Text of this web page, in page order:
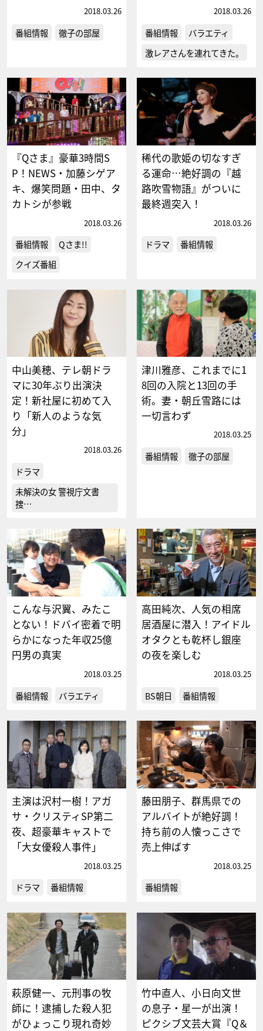
2018.03.26
番組情報 徹子の部屋
2018.03.26
番組情報
バラエティ
激レアさんを連れてきた。
『Qさま』豪華3時間S
P！NEWS・加藤シゲア
キ、爆笑問題・田中、タ
カトシが参戦
2018.03.26
番組情報
Qさま!!
クイズ番組
稀代の歌姫の切なすぎ
る運命…絶好調の『越
路吹雪物語』がついに
最終週突入！
2018.03.26
ドラマ 番組情報
中山美穂、テレ朝ドラ
マに30年ぶり出演決
定！新社屋に初めて入
り「新人のような気
分」
2018.03.26
ドラマ
未解決の女 警視庁文書
捜…
津川雅彦、これまでに1
8回の入院と13回の手
術。妻・朝丘雪路には
一切言わず
2018.03.25
番組情報 徹子の部屋
こんな与沢翼、みたこ
とない！ドバイ密着で明
らかになった年収25億
円男の真実
2018.03.25
番組情報 バラエティ
高田純次、人気の相席
居酒屋に潜入！アイドル
オタクとも乾杯し銀座
の夜を楽しむ
2018.03.25
BS朝日 番組情報
主演は沢村一樹！アガ
サ・クリスティSP第二
夜、超豪華キャストで
「大女優殺人事件」
2018.03.25
ドラマ 番組情報
藤田朋子、群馬県での
アルバイトが絶好調！
持ち前の人懐っこさで
売上伸ばす
2018.03.25
番組情報
萩原健一、元刑事の牧
師に！逮捕した殺人犯
がひょっこり現れ奇妙
竹中直人、小日向文世
の息子・星一が出演！
ピクシブ文芸大賞『Q＆